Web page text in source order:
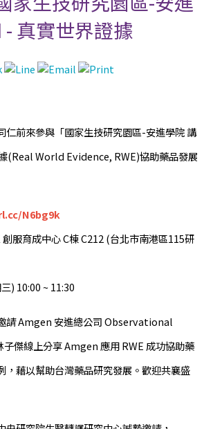
- 真實世界證據
仁前來參與「國家生技研究園區-安進學院 講
(Real World Evidence, RWE)協助藥品發展
N6bg9k
服育成中心 C棟 C212 (台北市南港區115研
) 10:00 ~ 11:30
請 Amgen 安進總公司 Observational
傑線上分享 Amgen 應用 RWE 成功協助藥
，藉以幫助台灣藥品研究發展。歡迎共襄盛